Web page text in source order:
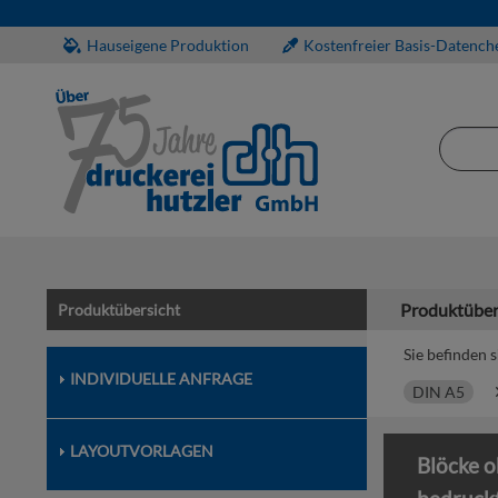
Hauseigene Produktion Kostenfreier Basis-
Produktübersicht
INDIVIDUELLE ANFRAGE
LAYOUTVORLAGEN
Sie befinden
DIN A5
Blöcke